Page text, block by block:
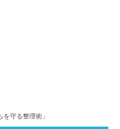
守る整理術」